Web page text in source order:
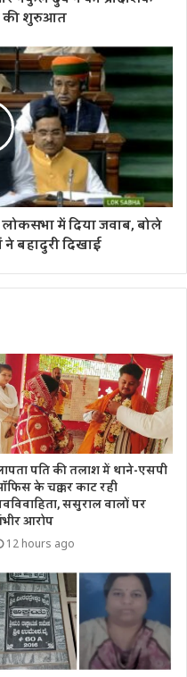
की शुरुआत
लोकसभा में दिया जवाब, बोले
बहादुरी दिखाई
पति की तलाश में थाने-एसपी
के चक्कर काट रही
ससुराल वालों पर
आरोप
12 hours ago